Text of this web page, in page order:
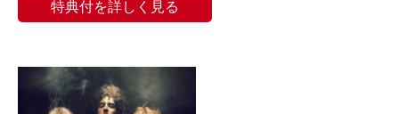
特典付を詳しく見る